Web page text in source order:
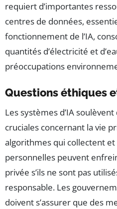
requiert d’importantes
centres de données,
fonctionnement de l’IA,
quantités d’électricité et
préoccupations
Questions éthiques
Les systèmes d’IA
cruciales concernant la vie
algorithmes qui collectent
personnelles peuvent
privée s’ils ne sont pas
responsable. Les
doivent s’assurer que des